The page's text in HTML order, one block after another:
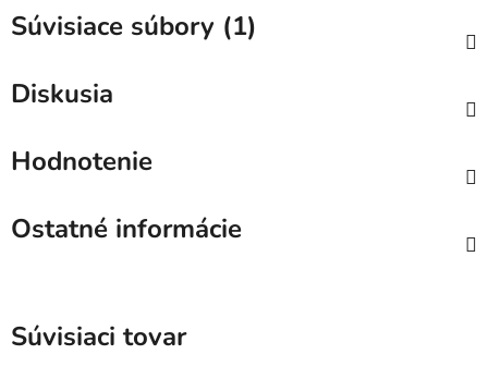
Súvisiace súbory (1)
Diskusia
Hodnotenie
Ostatné informácie
Súvisiaci tovar